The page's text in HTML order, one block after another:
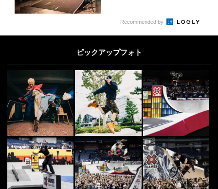
DOUBLEDUTCH
世界への挑戦権を懸けた頂上決戦、
CH CO...
SKATE
世界最高レベルのトリック一発勝負
を制したのは！！「DeNA presents
S...
2025.5.23
7 OTHERS
天才アスリート“成田緑夢”がマジハ
ンパなくかっけぇぇぇ！！！
2014.8.16
6
7
Recommended by
ピックアップフォト